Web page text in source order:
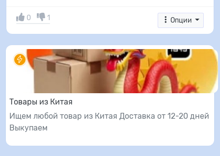
Опции
0 1
Товары из Китая
Ищем любой товар из Китая Доставка от 12-20 дней
Выкупаем